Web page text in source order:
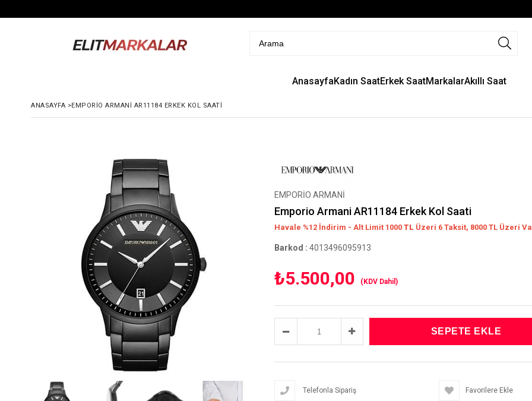
AnasayfaKadın SaatErkek SaatMarkalarAkıllı Saat
ANASAYFA >EMPORIO ARMANI AR11184 ERKEK KOL SAATI
EMPORİO ARMANİ
Emporio Armani AR11184 Erkek Kol Saati
Havale %12 İndirim - Alt Limit 1000 TL Üzeri 6 Taksit, 8000 TL Üzeri
Barkod : 4013496095913
₺5.500,00 (KDV Dahil)
Telefonla Sipariş Favorilere Ekle